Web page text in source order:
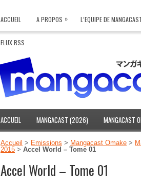
ACCUEIL A PROPOS » L’EQUIPE DE
FLUX RSS
ACCUEIL MANGACAST (2026) MANGACAST
Accueil > Emissions > Mangacast Omake >
2015 > Accel World – Tome 01
Accel World – Tome 01